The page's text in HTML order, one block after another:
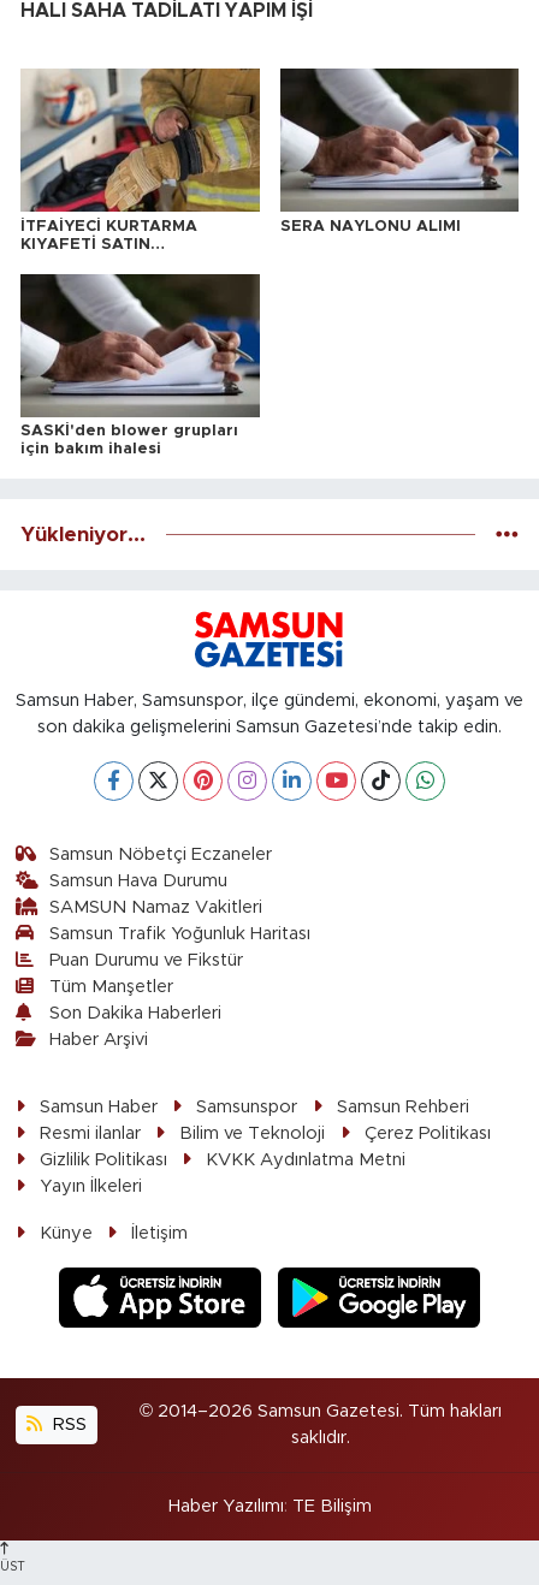
HALI SAHA TADİLATI YAPIM İŞİ
İTFAİYECİ KURTARMA
KIYAFETİ SATIN
SERA NAYLONU ALIMI
SASKİ'den blower grupları
için bakım ihalesi
Yükleniyor...
Samsun Haber, Samsunspor, ilçe gündemi, ekonomi, yaşam ve
son dakika gelişmelerini Samsun Gazetesi’nde takip edin.
Samsun Nöbetçi Eczaneler
Samsun Hava Durumu
SAMSUN Namaz Vakitleri
Samsun Trafik Yoğunluk Haritası
Puan Durumu ve Fikstür
Tüm Manşetler
Son Dakika Haberleri
Haber Arşivi
Samsun Haber Samsunspor
Samsun Rehberi
Resmi ilanlar
Bilim ve Teknoloji
Çerez Politikası
Gizlilik Politikası
KVKK Aydınlatma Metni
Yayın İlkeleri
Künye İletişim
RSS
© 2014–2026 Samsun Gazetesi. Tüm hakları
saklıdır.
Haber Yazılımı: TE Bilişim
ÜST